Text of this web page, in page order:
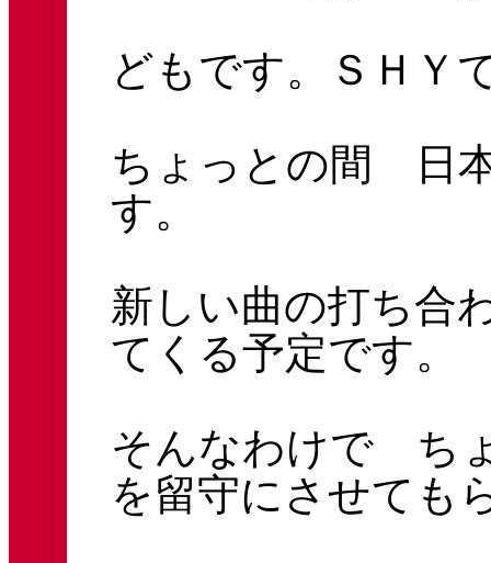
どもです。ＳＨＹ
ちょっとの間 日
す。
新しい曲の打ち合
てくる予定です。
そんなわけで ち
を留守にさせても